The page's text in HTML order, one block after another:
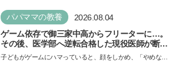
パパママの教養 2026.08.04
ゲーム依存で御三家中高からフリーターに…。
その後、医学部へ逆転合格した現役医師が断言
「ゲームの経験が受験勉強に役立った」そう考
子どもがゲームにハマっていると、顔をしかめ、「やめなさ